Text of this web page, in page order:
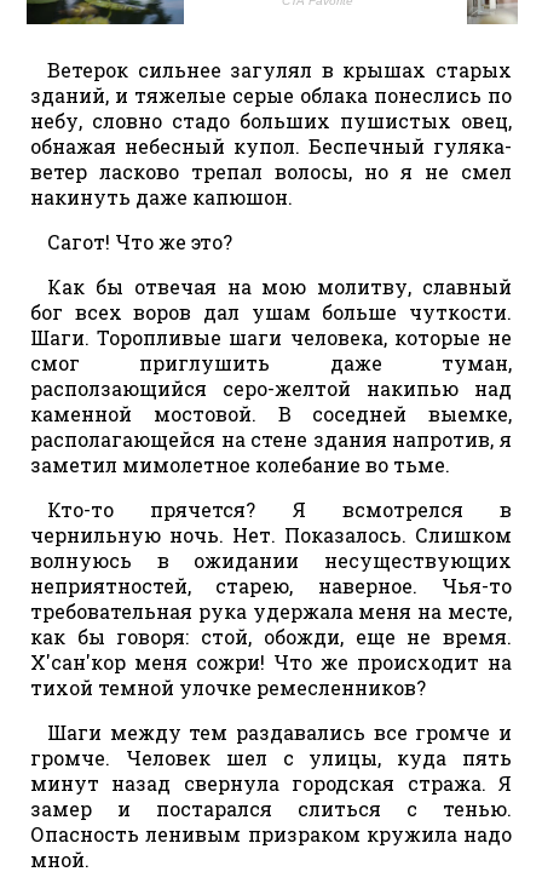
Ветерок сильнее загулял в крышах старых
зданий, и тяжелые серые облака понеслись по
небу, словно стадо больших пушистых овец,
обнажая небесный купол. Беспечный гуляка-
ветер ласково трепал волосы, но я не смел
накинуть даже капюшон.
Сагот! Что же это?
Как бы отвечая на мою молитву, славный
бог всех воров дал ушам больше чуткости.
Шаги. Торопливые шаги человека, которые не
смог приглушить даже туман,
расползающийся серо-желтой накипью над
каменной мостовой. В соседней выемке,
располагающейся на стене здания напротив, я
заметил мимолетное колебание во тьме.
Кто-то прячется? Я всмотрелся в
чернильную ночь. Нет. Показалось. Слишком
волнуюсь в ожидании несуществующих
неприятностей, старею, наверное. Чья-то
требовательная рука удержала меня на месте,
как бы говоря: стой, обожди, еще не время.
Х'сан'кор меня сожри! Что же происходит на
тихой темной улочке ремесленников?
Шаги между тем раздавались все громче и
громче. Человек шел с улицы, куда пять
минут назад свернула городская стража. Я
замер и постарался слиться с тенью.
Опасность ленивым призраком кружила надо
мной.